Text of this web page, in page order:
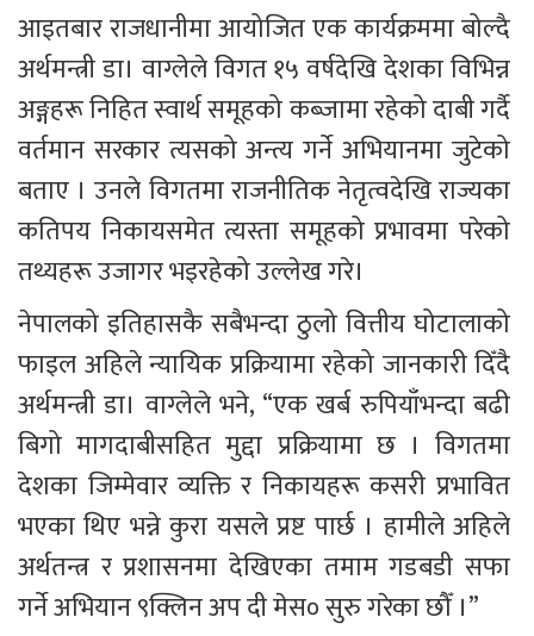
आइतबार राजधानीमा आयोजित एक कार्यक्रममा बोल्दै
अर्थमन्त्री डा। वाग्लेले विगत १५ वर्षदेखि देशका विभिन्न
अङ्गहरू निहित स्वार्थ समूहको कब्जामा रहेको दाबी गर्दै
वर्तमान सरकार त्यसको अन्त्य गर्ने अभियानमा जुटेको
बताए । उनले विगतमा राजनीतिक नेतृत्वदेखि राज्यका
कतिपय निकायसमेत त्यस्ता समूहको प्रभावमा परेको
तथ्यहरू उजागर भइरहेको उल्लेख गरे।
नेपालको इतिहासकै सबैभन्दा ठुलो वित्तीय घोटालाको
फाइल अहिले न्यायिक प्रक्रियामा रहेको जानकारी दिँदै
अर्थमन्त्री डा। वाग्लेले भने, “एक खर्ब रुपियाँभन्दा बढी
बिगो मागदाबीसहित मुद्दा प्रक्रियामा छ । विगतमा
देशका जिम्मेवार व्यक्ति र निकायहरू कसरी प्रभावित
भएका थिए भन्ने कुरा यसले प्रष्ट पार्छ । हामीले अहिले
अर्थतन्त्र र प्रशासनमा देखिएका तमाम गडबडी सफा
गर्ने अभियान ९क्लिन अप दी मेस० सुरु गरेका छौँ ।”